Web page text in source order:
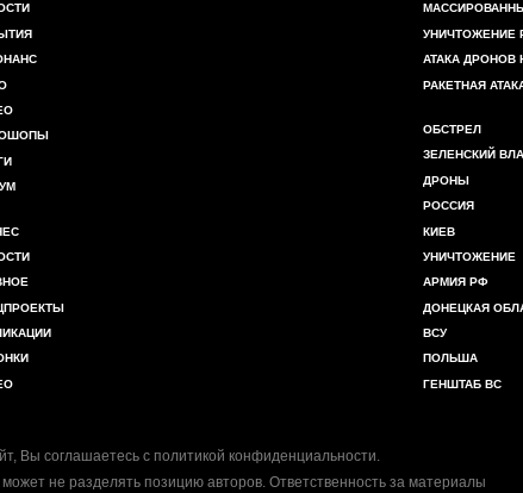
УНИЧТОЖЕНИЕ
АТАКА
РАКЕТНАЯ
ОБСТРЕЛ
ЗЕЛЕНСКИЙ
ДРОНЫ
РОССИЯ
КИЕВ
УНИЧТОЖЕНИЕ
АРМИЯ РФ
ДОНЕЦКАЯ
ВСУ
ПОЛЬША
ГЕНШТАБ ВС
Вы соглашаетесь с политикой конфиденциальности.
не разделять позицию авторов. Ответственность за материалы